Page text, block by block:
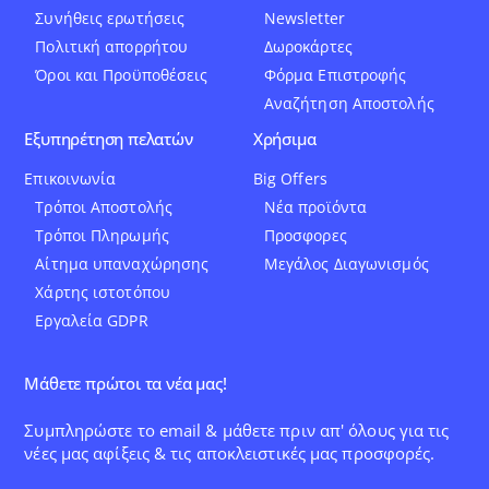
Συνήθεις ερωτήσεις
Πολιτική απορρήτου
Όροι και Προϋποθέσεις
Newsletter
Δωροκάρτες
Φόρμα Επιστροφής
Αναζήτηση Αποστολής
Εξυπηρέτηση πελατών
Επικοινωνία
Τρόποι Αποστολής
Τρόποι Πληρωμής
Αίτημα υπαναχώρησης
Χάρτης ιστοτόπου
Εργαλεία GDPR
Χρήσιμα
Big Offers
Νέα προϊόντα
Προσφορες
Μεγάλος Διαγωνισμός
Μάθετε πρώτοι τα νέα μας!
Συμπληρώστε το email & μάθετε πριν απ' όλους για τις
νέες μας αφίξεις & τις αποκλειστικές μας προσφορές.